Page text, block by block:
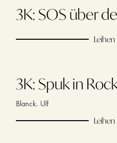
3K: SOS über
Leihen
3K: Spuk in
Blanck. Ulf
Leihen